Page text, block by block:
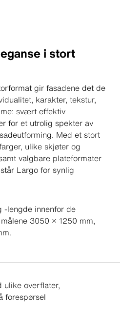
i stort
gir fasadene det de
karakter, tekstur,
svært effektiv
for et utrolig spekter av
Med et stort
ulike skjøter og
valgbare plateformater
Largo for synlig
-lengde innenfor de
3050 × 1250 mm,
ulike overflater,
forespørsel